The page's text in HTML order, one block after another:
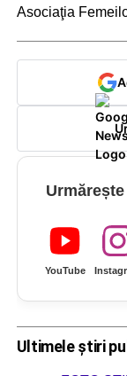
Asociaţia
YouTube
Ultimele știri